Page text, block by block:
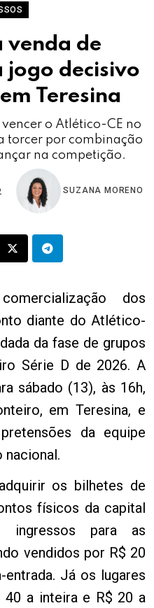
venda de
jogo decisivo
Teresina
o Atlético-CE no
torcer por combinação
na competição.
SUZANA MORENO
dos
diante do Atlético-
da fase de grupos
Série D de 2026. A
sábado (13), às 16h,
em Teresina, e
da equipe
nacional.
os bilhetes de
físicos da capital
ingressos para as
vendidos por R$ 20
Já os lugares
40 a inteira e R$ 20 a